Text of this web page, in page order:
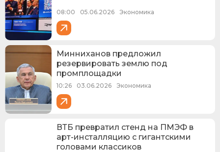
08:00 05.06.2026 Экономика
Минниханов предложил
резервировать землю под
промплощадки
10:26 03.06.2026 Экономика
ВТБ превратил стенд на ПМЭФ в
арт-инсталляцию с гигантскими
головами классиков